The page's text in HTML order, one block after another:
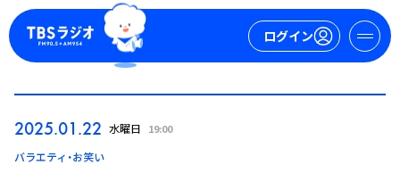
ログイン
ログイン
2025.01.22 水曜日 19:00
バラエティ・お笑い